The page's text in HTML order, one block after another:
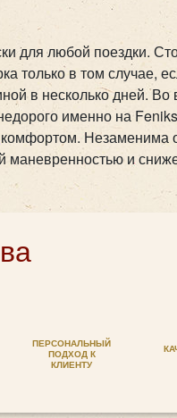
для любой поездки.
только в том случае,
в несколько дней.
именно на
Незаменима
маневренностью и
ПЕРСОНАЛЬНЫЙ
ПОДХОД К
КЛИЕНТУ